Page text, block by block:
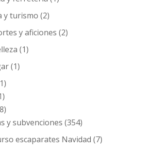
y turismo (2)
y aficiones (2)
(1)
(1)
y subvenciones (354)
escaparates Navidad (7)